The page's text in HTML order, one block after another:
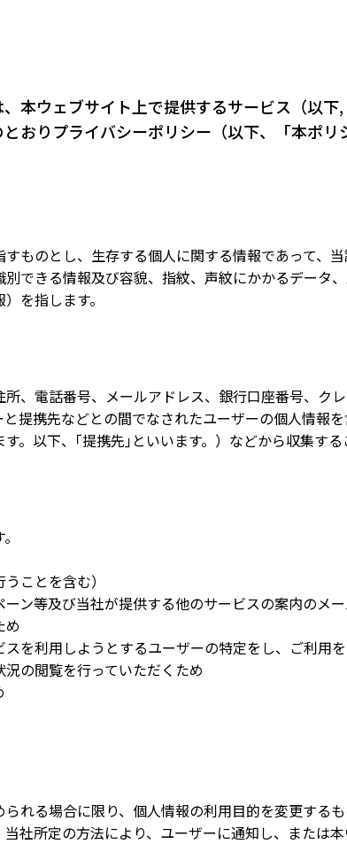
本ウェブサイト上で提供するサービス（以
おりプライバシーポリシー（以下、「本ポリ
ものとし、生存する個人に関する情報であって、
できる情報及び容貌、指紋、声紋にかかるデータ
を指します。
、電話番号、メールアドレス、銀行口座番号、ク
提携先などとの間でなされたユーザーの個人情報
以下、｢提携先｣といいます。）などから収集する
ことを含む）
ン等及び当社が提供する他のサービスの案内のメ
め
を利用しようとするユーザーの特定をし、ご利用
の閲覧を行っていただくため
れる場合に限り、個人情報の利用目的を変更するも
社所定の方法により、ユーザーに通知し、または